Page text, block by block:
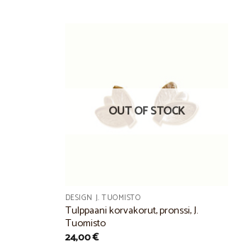
OUT OF STOCK
DESIGN J. TUOMISTO
Tulppaani korvakorut, pronssi, J.
Tuomisto
24,00€